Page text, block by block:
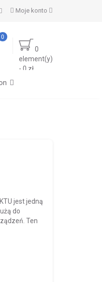
Moje konto
0
element(y)
- 0 zł
0
jest jedną
do
Ten